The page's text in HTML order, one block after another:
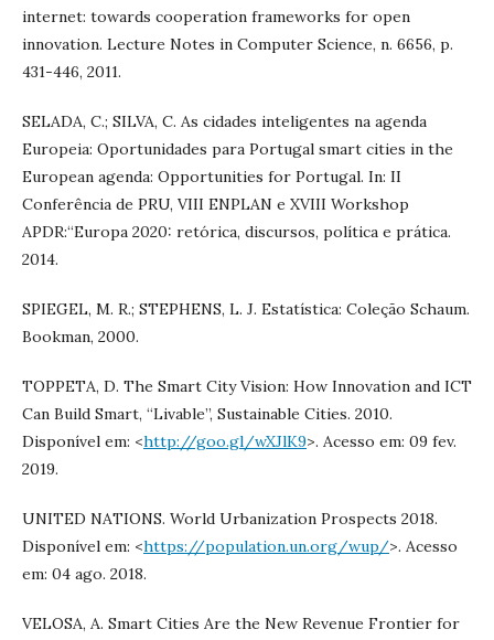
internet: towards cooperation frameworks for open
innovation. Lecture Notes in Computer Science, n. 6656, p.
431-446, 2011.
SELADA, C.; SILVA, C. As cidades inteligentes na agenda
Europeia: Oportunidades para Portugal smart cities in the
European agenda: Opportunities for Portugal. In: II
Conferência de PRU, VIII ENPLAN e XVIII Workshop
APDR:“Europa 2020: retórica, discursos, política e prática.
2014.
SPIEGEL, M. R.; STEPHENS, L. J. Estatística: Coleção Schaum.
Bookman, 2000.
TOPPETA, D. The Smart City Vision: How Innovation and ICT
Can Build Smart, “Livable”, Sustainable Cities. 2010.
Disponível em: <http://goo.gl/wXJlK9>. Acesso em: 09 fev.
2019.
UNITED NATIONS. World Urbanization Prospects 2018.
Disponível em: <https://population.un.org/wup/>. Acesso
em: 04 ago. 2018.
VELOSA, A. Smart Cities Are the New Revenue Frontier for